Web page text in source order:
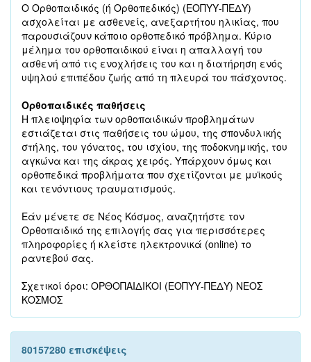
Ο Ορθοπαιδικός (ή Ορθοπεδικός) (ΕΟΠΥΥ-ΠΕΔΥ)
ασχολείται με ασθενείς, ανεξαρτήτου ηλικίας, που
παρουσιάζουν κάποιο ορθοπεδικό πρόβλημα. Κύριο
μέλημα του ορθοπαιδικού είναι η απαλλαγή του
ασθενή από τις ενοχλήσεις του και η διατήρηση ενός
υψηλού επιπέδου ζωής από τη πλευρά του πάσχοντος.
Ορθοπαιδικές παθήσεις
Η πλειοψηφία των ορθοπαιδικών προβλημάτων
εστιάζεται στις παθήσεις του ώμου, της σπονδυλικής
στήλης, του γόνατος, του ισχίου, της ποδοκνημικής, του
αγκώνα και της άκρας χειρός. Υπάρχουν όμως και
ορθοπεδικά προβλήματα που σχετίζονται με μυϊκούς
και τενόντιους τραυματισμούς.
Εάν μένετε σε Νέος Κόσμος, αναζητήστε τον
Ορθοπαιδικό της επιλογής σας για περισσότερες
πληροφορίες ή κλείστε ηλεκτρονικά (online) το
ραντεβού σας.
Σχετικοί όροι: ΟΡΘΟΠΑΙΔΙΚΟΙ (ΕΟΠΥΥ-ΠΕΔΥ) ΝΕΟΣ
ΚΟΣΜΟΣ
80157280 επισκέψεις